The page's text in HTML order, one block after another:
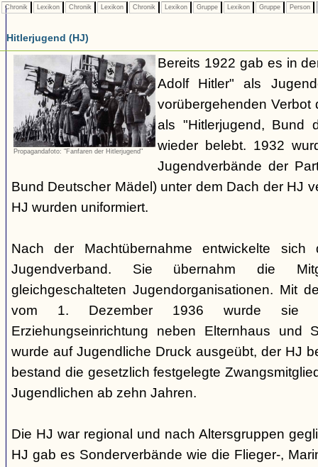
Chronik Lexikon Chronik Lexikon Chronik Lexikon Gruppe Lexikon Gruppe Person
Hitlerjugend (HJ)
Propagandafoto: "Fanfaren der Hitlerjugend"
Bereits 1922 gab es in
Adolf Hitler" als
vorübergehenden Verbot
als "Hitlerjugend, Bund
wieder belebt. 1932
Jugendverbände der
Bund Deutscher Mädel) unter dem Dach der HJ
HJ wurden uniformiert.
Nach der Machtübernahme entwickelte
Jugendverband. Sie übernahm die
gleichgeschalteten Jugendorganisationen. Mit
vom 1. Dezember 1936 wurde sie
Erziehungseinrichtung neben Elternhaus und
wurde auf Jugendliche Druck ausgeübt, der HJ
bestand die gesetzlich festgelegte
Jugendlichen ab zehn Jahren.
Die HJ war regional und nach Altersgruppen
HJ gab es Sonderverbände wie die Flieger-,